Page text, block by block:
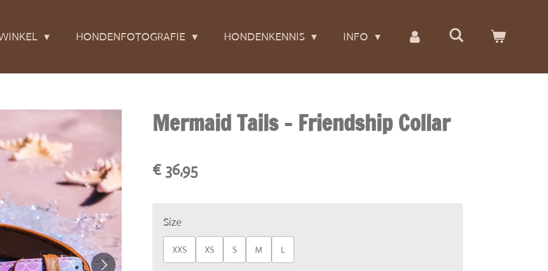
HONDENFOTOGRAFIE HONDENKENNIS INFO
Mermaid Tails - Friendship Collar
€ 36,95
Size
XXS XS S M L